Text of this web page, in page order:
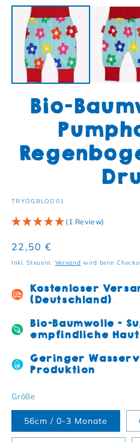
Bio-
SKU:
TRYOGBLOO01
(1 Review)
Normaler Preis
22,50 €
Inkl. Steuern. Versand wird beim
Kostenloser
(Deutschland)
Bio-Baumwolle -
empfindliche Haut
Geringer
Produktion
Größe
56cm / 0-3 Monate